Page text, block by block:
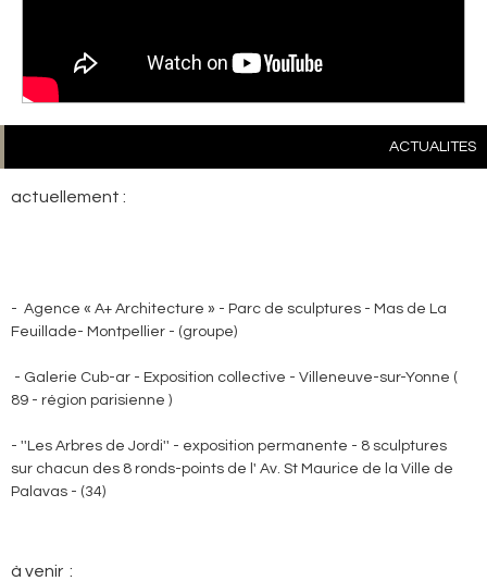
ACTUALITES
actuellement :
- Agence « A+ Architecture » - Parc de sculptures - Mas de La
Feuillade- Montpellier - (groupe)
- Galerie Cub-ar - Exposition collective - Villeneuve-sur-Yonne (
89 - région parisienne )
- ''Les Arbres de Jordi'' - exposition permanente - 8 sculptures
sur chacun des 8 ronds-points de l' Av. St Maurice de la Ville de
Palavas - (34)
à venir :